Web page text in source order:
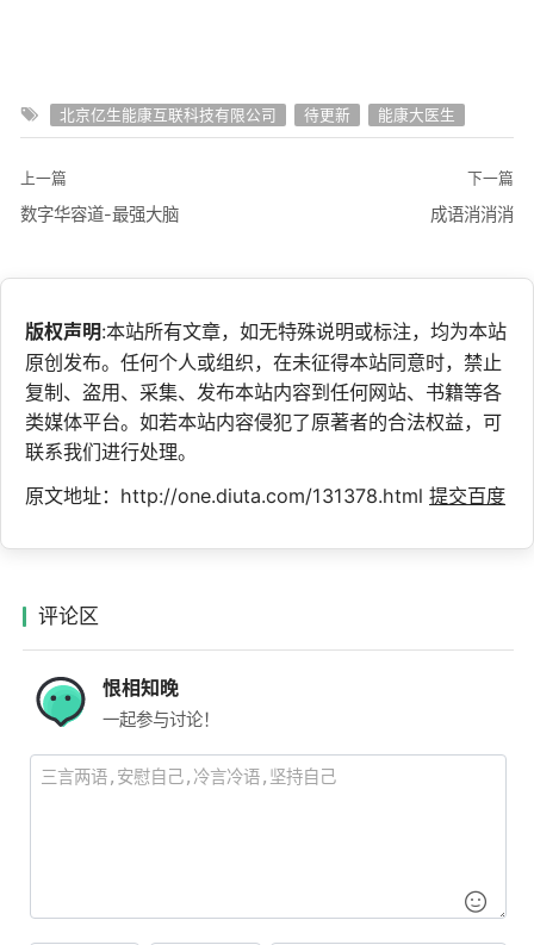
北京亿生能康互联科技有限公司 待更新 能康大医生
上一篇
数字华容道-最强大脑
下一篇
成语消消消
版权声明:本站所有文章，如无特殊说明或标注，均为本站
原创发布。任何个人或组织，在未征得本站同意时，禁止
复制、盗用、采集、发布本站内容到任何网站、书籍等各
类媒体平台。如若本站内容侵犯了原著者的合法权益，可
联系我们进行处理。
原文地址：http://one.diuta.com/131378.html 提交百度
评论区
恨相知晚
一起参与讨论！